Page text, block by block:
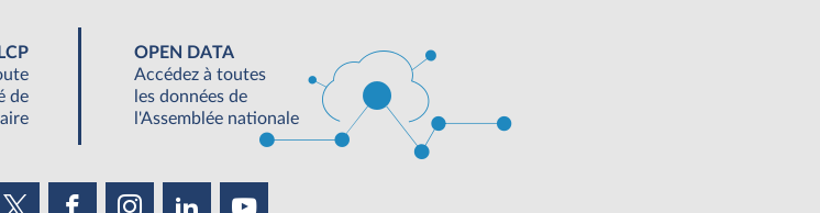
LCP
de
OPEN DATA
Accédez à toutes
les données de
l'Assemblée nationale